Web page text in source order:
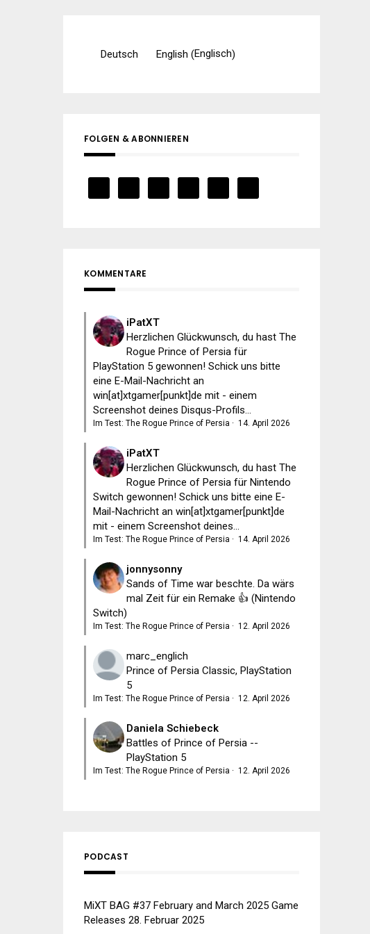
Deutsch English (Englisch)
FOLGEN & ABONNIEREN
KOMMENTARE
iPatXT
Herzlichen Glückwunsch, du hast The
Rogue Prince of Persia für
PlayStation 5 gewonnen! Schick uns bitte
eine E-Mail-Nachricht an
win[at]xtgamer[punkt]de mit - einem
Screenshot deines Disqus-Profils...
Im Test: The Rogue Prince of Persia · 14. April 2026
iPatXT
Herzlichen Glückwunsch, du hast The
Rogue Prince of Persia für Nintendo
Switch gewonnen! Schick uns bitte eine E-
Mail-Nachricht an win[at]xtgamer[punkt]de
mit - einem Screenshot deines...
Im Test: The Rogue Prince of Persia · 14. April 2026
jonnysonny
Sands of Time war beschte. Da wärs
mal Zeit für ein Remake 👍 (Nintendo
Switch)
Im Test: The Rogue Prince of Persia · 12. April 2026
marc_englich
Prince of Persia Classic, PlayStation
5
Im Test: The Rogue Prince of Persia · 12. April 2026
Daniela Schiebeck
Battles of Prince of Persia --
PlayStation 5
Im Test: The Rogue Prince of Persia · 12. April 2026
PODCAST
MiXT BAG #37 February and March 2025 Game
Releases 28. Februar 2025